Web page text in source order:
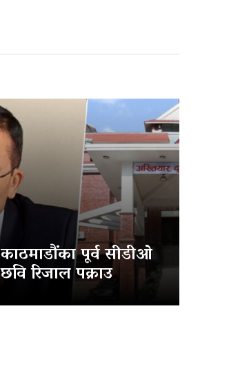
काठमाडौंका पूर्व सीडीओ
छवि रिजाल पक्राउ